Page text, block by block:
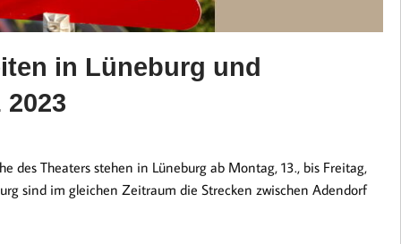
in Lüneburg und
des Theaters stehen in Lüneburg ab Montag, 13., bis Freitag,
sind im gleichen Zeitraum die Strecken zwischen Adendorf